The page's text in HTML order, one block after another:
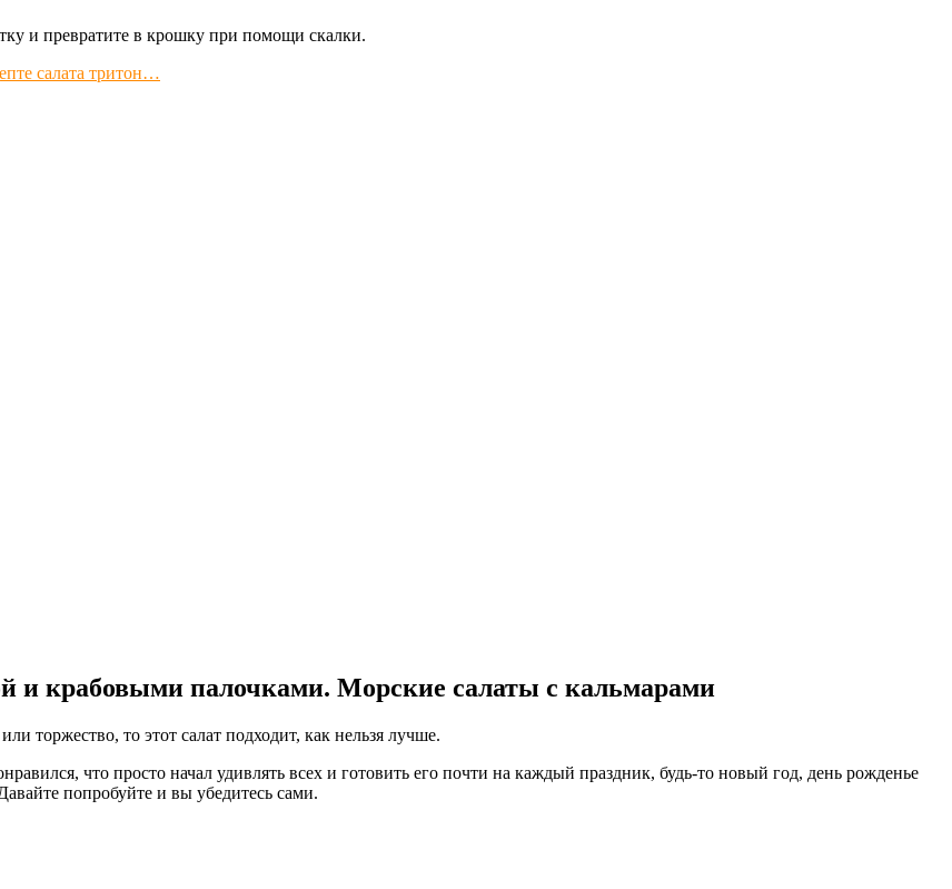
и превратите в крошку при помощи скалки.
салата тритон…
и крабовыми палочками. Морские салаты с кальмарами
торжество, то этот салат подходит, как нельзя лучше.
что просто начал удивлять всех и готовить его почти на каждый праздник, будь-то новый год, день рожденье
попробуйте и вы убедитесь сами.